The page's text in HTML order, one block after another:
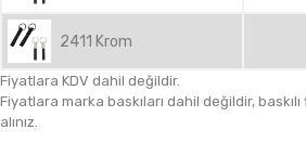
2411 Krom
Fiyatlara KDV dahil değildir.
Fiyatlara marka baskıları dahil değildir,
alınız.